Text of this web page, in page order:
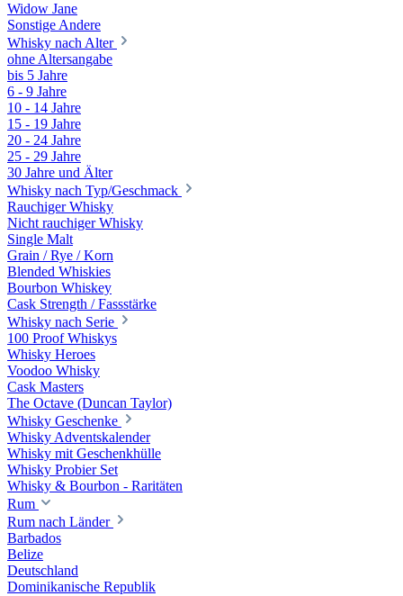
Widow Jane
Sonstige Andere
Whisky nach Alter
ohne Altersangabe
bis 5 Jahre
6 - 9 Jahre
10 - 14 Jahre
15 - 19 Jahre
20 - 24 Jahre
25 - 29 Jahre
30 Jahre und Älter
Whisky nach Typ/Geschmack
Rauchiger Whisky
Nicht rauchiger Whisky
Single Malt
Grain / Rye / Korn
Blended Whiskies
Bourbon Whiskey
Cask Strength / Fassstärke
Whisky nach Serie
100 Proof Whiskys
Whisky Heroes
Voodoo Whisky
Cask Masters
The Octave (Duncan Taylor)
Whisky Geschenke
Whisky Adventskalender
Whisky mit Geschenkhülle
Whisky Probier Set
Whisky & Bourbon - Raritäten
Rum
Rum nach Länder
Barbados
Belize
Deutschland
Dominikanische Republik